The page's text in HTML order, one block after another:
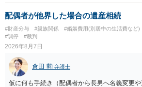
来なかった事情の変更により双方協議の上増
に勤務先」が含まれているので、私に収入が
行く事になり、上記のような文言が無くても
来るかと思うのですが違うのでしょうか？との
います。養育費は事情の変更があった場合に変
配偶者が他界した場合の遺産相続
#財産分与 #親族関係 #婚姻費用(別居中の生活費など)
#調停
#裁判
2026年8月7日
倉田 勲 弁護士
仮に何も手続き（配偶者から長男へ名義変更や